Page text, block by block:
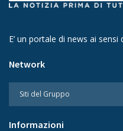
E’ un portale di news ai
Network
Informazioni